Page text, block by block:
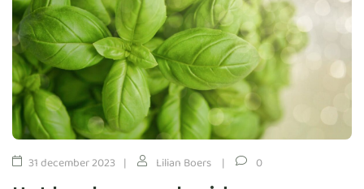
31 december 2023 Lilian Boers 0